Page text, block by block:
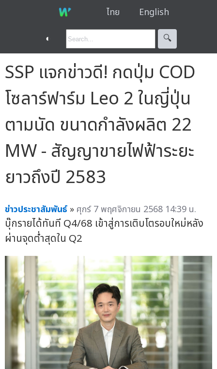
ไทย English
◐ 🔍︎
SSP แจกข่าวดี! กดปุ่ม COD
โซลาร์ฟาร์ม Leo 2 ในญี่ปุ่น
ตามนัด ขนาดกำลังผลิต 22
MW - สัญญาขายไฟฟ้าระยะ
ยาวถึงปี 2583
ข่าวประชาสัมพันธ์ » ศุกร์ 7 พฤศจิกายน 2568 14:39 น.
บุ๊กรายได้ทันที Q4/68 เข้าสู่การเติบโตรอบใหม่หลัง
ผ่านจุดต่ำสุดใน Q2